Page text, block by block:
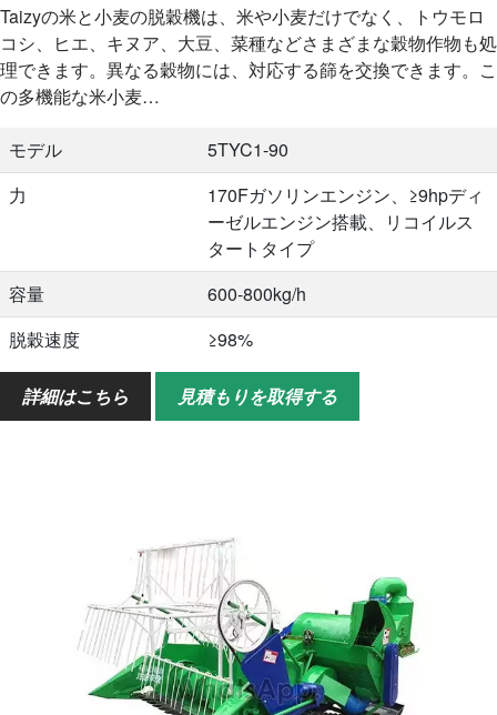
Taizyの米と小麦の脱穀機は、米や小麦だけでなく、トウモロ
コシ、ヒエ、キヌア、大豆、菜種などさまざまな穀物作物も処
理できます。異なる穀物には、対応する篩を交換できます。こ
の多機能な米小麦…
モデル
5TYC1-90
力
170Fガソリンエンジン、≥9hpディ
ーゼルエンジン搭載、リコイルス
タートタイプ
容量
600-800kg/h
脱穀速度
≥98%
破砕率
≤2%
24個
66個
詳細はこちら 見積もりを取得する